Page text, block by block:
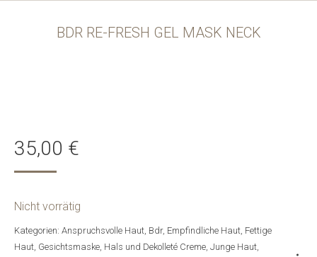
BDR RE-FRESH GEL MASK NECK
35,00 €
Nicht vorrätig
Kategorien: Anspruchsvolle Haut, Bdr, Empfindliche Haut, Fettige
Haut, Gesichtsmaske, Hals und Dekolleté Creme, Junge Haut,